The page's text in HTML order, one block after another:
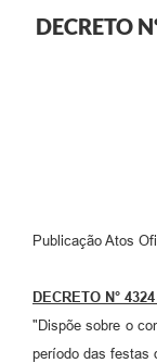
Programa Famílias
Contratação de
Galeria de Fotos
Arquivos para
DECRETO
Publicação Atos
DECRETO N°
"Dispõe sobre o
período das festas